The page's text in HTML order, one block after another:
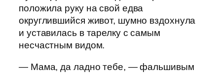
положила руку на свой едва
округлившийся живот, шумно вздохнула
и уставилась в тарелку с самым
несчастным видом.
— Мама, да ладно тебе, — фальшивым